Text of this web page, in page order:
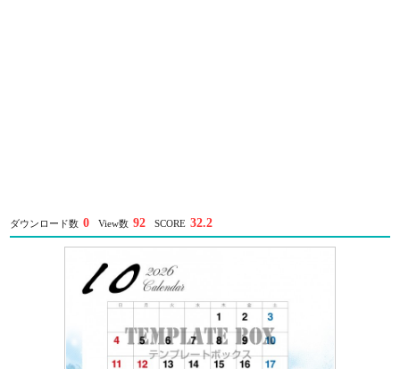
ダウンロード数 0 View数 92 SCORE 32.2